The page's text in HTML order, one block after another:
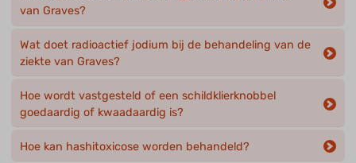
van Graves?
Wat doet radioactief jodium bij de behandeling van de
ziekte van Graves?
Hoe wordt vastgesteld of een schildklierknobbel
goedaardig of kwaadaardig is?
Hoe kan hashitoxicose worden behandeld?